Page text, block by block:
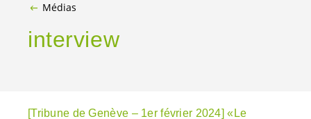
Médias
interview
[Tribune de Genève – 1er février 2024] «Le